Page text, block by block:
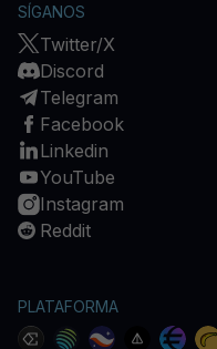
SÍGANOS
Twitter/X
Discord
Telegram
Facebook
Linkedin
YouTube
Instagram
Reddit
PLATAFORMA